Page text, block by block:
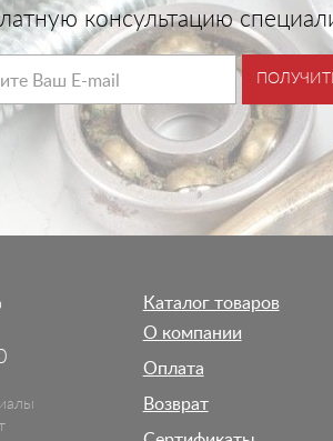
консультацию
Каталог товаров
О компании
Оплата
Возврат